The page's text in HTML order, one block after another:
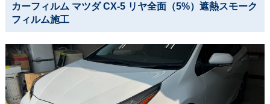
カーフィルム マツダ CX-5 リヤ全面（5%）遮熱スモーク
フィルム施工